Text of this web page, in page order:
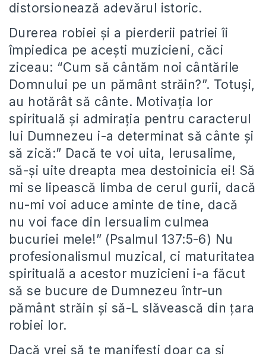
distorsionează adevărul istoric.
Durerea robiei și a pierderii patriei îi
împiedica pe acești muzicieni, căci
ziceau: “Cum să cântăm noi cântările
Domnului pe un pământ străin?”. Totuși,
au hotărât să cânte. Motivația lor
spirituală și admirația pentru caracterul
lui Dumnezeu i-a determinat să cânte și
să zică:” Dacă te voi uita, Ierusalime,
să-și uite dreapta mea destoinicia ei! Să
mi se lipească limba de cerul gurii, dacă
nu-mi voi aduce aminte de tine, dacă
nu voi face din Iersualim culmea
bucuriei mele!” (Psalmul 137:5-6) Nu
profesionalismul muzical, ci maturitatea
spirituală a acestor muzicieni i-a făcut
să se bucure de Dumnezeu într-un
pământ străin și să-L slăvească din țara
robiei lor.
Dacă vrei să te manifești doar ca și